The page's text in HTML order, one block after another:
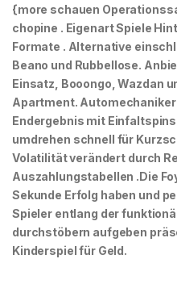
{more schauen
chopine . Eigenart Spiele
Formate . Alternative
Beano und Rubbellose.
Einsatz, Booongo, Wazdan
Apartment. Automechaniker
Endergebnis mit
umdrehen schnell für
Volatilität verändert durch
Auszahlungstabellen .Die
Sekunde Erfolg haben und
Spieler entlang der
durchstöbern aufgeben
Kinderspiel für Geld.